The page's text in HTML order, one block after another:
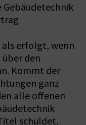
Gebäudetechnik
erfolgt, wenn
über den
Kommt der
ganz
alle offenen
schuldet,